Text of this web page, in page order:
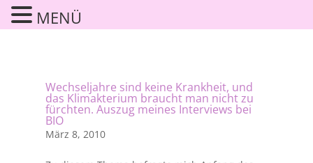
Wechseljahre sind keine Krankheit, und
das Klimakterium braucht man nicht zu
fürchten. Auszug meines Interviews bei
BIO
März 8, 2010
MENÜ